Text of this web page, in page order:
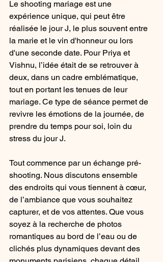
Le shooting mariage est une
expérience unique, qui peut être
réalisée le jour J, le plus souvent entre
la marie et le vin d'honneur ou lors
d'une seconde date. Pour Priya et
Vishnu, l’idée était de se retrouver à
deux, dans un cadre emblématique,
tout en portant les tenues de leur
mariage. Ce type de séance permet de
revivre les émotions de la journée, de
prendre du temps pour soi, loin du
stress du jour J.
Tout commence par un échange pré-
shooting. Nous discutons ensemble
des endroits qui vous tiennent à cœur,
de l’ambiance que vous souhaitez
capturer, et de vos attentes. Que vous
soyez à la recherche de photos
romantiques au bord de l’eau ou de
clichés plus dynamiques devant des